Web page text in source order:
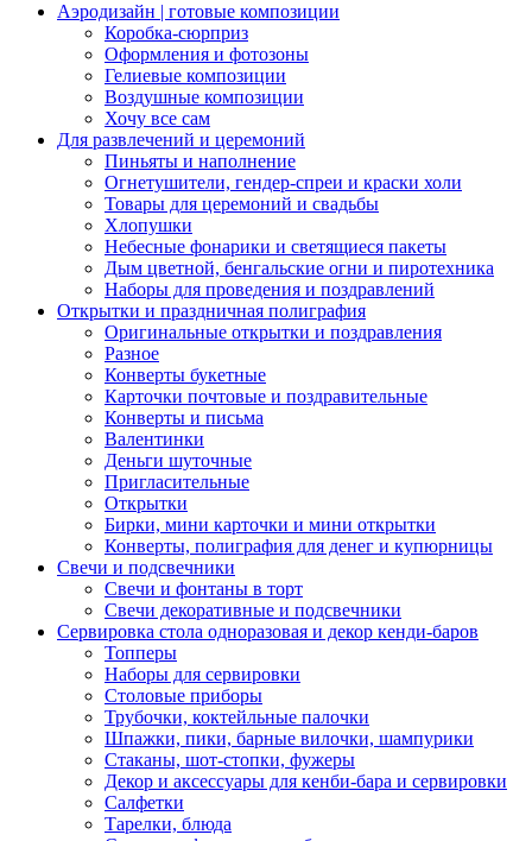
Аэродизайн | готовые композиции
Коробка-сюрприз
Оформления и фотозоны
Гелиевые композиции
Воздушные композиции
Хочу все сам
Для развлечений и церемоний
Пиньяты и наполнение
Огнетушители, гендер-спреи и краски холи
Товары для церемоний и свадьбы
Хлопушки
Небесные фонарики и светящиеся пакеты
Дым цветной, бенгальские огни и пиротехника
Наборы для проведения и поздравлений
Открытки и праздничная полиграфия
Оригинальные открытки и поздравления
Разное
Конверты букетные
Карточки почтовые и поздравительные
Конверты и письма
Валентинки
Деньги шуточные
Пригласительные
Открытки
Бирки, мини карточки и мини открытки
Конверты, полиграфия для денег и купюрницы
Свечи и подсвечники
Свечи и фонтаны в торт
Свечи декоративные и подсвечники
Сервировка стола одноразовая и декор кенди-баров
Топперы
Наборы для сервировки
Столовые приборы
Трубочки, коктейльные палочки
Шпажки, пики, барные вилочки, шампурики
Стаканы, шот-стопки, фужеры
Декор и аксессуары для кенби-бара и сервировки
Салфетки
Тарелки, блюда